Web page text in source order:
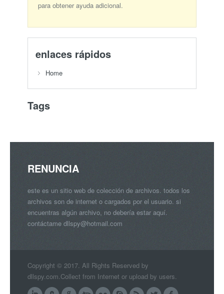
para obtener ayuda adicional.
enlaces rápidos
Home
Tags
RENUNCIA
este es un sitio web de colección de archivos. todos los
archivos son de internet o cargados por el usuario. si
encuentras algún archivo, no debería estar aquí.
contáctame dllspy@hotmail.com
Copyright © 2017. All Rights Reserved by
dllspy.com.Collect from Internet or upload by users.